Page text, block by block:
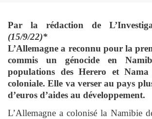
Par la rédaction de
(15/9/22)*
L’Allemagne a reconnu pour la
commis un génocide en
populations des Herero et Nama
coloniale. Elle va verser au pays
d’euros d’aides au développement.
L’Allemagne a colonisé la Namibie